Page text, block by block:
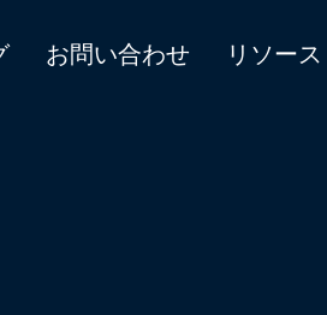
お問い合わせ リソース